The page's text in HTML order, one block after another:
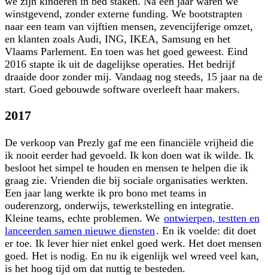
winstgevend, zonder externe funding. We bootstrapten
naar een team van vijftien mensen, zevencijferige omzet,
en klanten zoals Audi, ING, IKEA, Samsung en het
Vlaams Parlement. En toen was het goed geweest. Eind
2016 stapte ik uit de dagelijkse operaties. Het bedrijf
draaide door zonder mij. Vandaag nog steeds, 15 jaar na de
start. Goed gebouwde software overleeft haar makers.
2017
De verkoop van Prezly gaf me een financiële vrijheid die
ik nooit eerder had gevoeld. Ik kon doen wat ik wilde. Ik
besloot het simpel te houden en mensen te helpen die ik
graag zie. Vrienden die bij sociale organisaties werkten.
Een jaar lang werkte ik pro bono met teams in
ouderenzorg, onderwijs, tewerkstelling en integratie.
Kleine teams, echte problemen. We ontwierpen, testten en
lanceerden samen nieuwe diensten . En ik voelde: dit doet
er toe. Ik lever hier niet enkel goed werk. Het doet mensen
goed. Het is nodig. En nu ik eigenlijk wel wreed veel kan,
is het hoog tijd om dat nuttig te besteden.